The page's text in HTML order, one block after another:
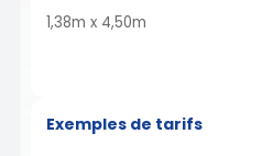
1,38m x 4,50m
Exemples de tarifs